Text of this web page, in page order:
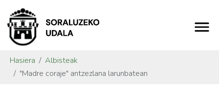
Hasiera
Albisteak
"Madre coraje" antzezlana larunbatean